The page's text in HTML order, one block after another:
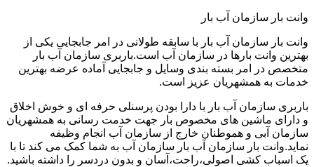
وانت بار سازمان آب بار
وانت بار سازمان آب بار با سابقه طولانی در امر جابجایی یکی از
بهترین وانت بارها در سازمان آب است.باربری سازمان آب بار
متخصص در امر بسته بندی وسایل و جابجایی آماده عرضه بهترین
خدمات به همشهریان عزیز است.
باربری سازمان آب بار با دارا بودن پرسنلی حرفه ای و خوش اخلاق
و دارای ماشین های مخصوص بار جهت خدمت رسانی به همشهریان
سازمان آبی و هموطنان خارج از سازمان آب انجام وظیفه
نماید.وانت بار سازمان آب بار سازمان آب به شما کمک می کند تا با
یک اسباب کشی اصولی،راحت،آسان و بدون دردسر را داشته باشید.